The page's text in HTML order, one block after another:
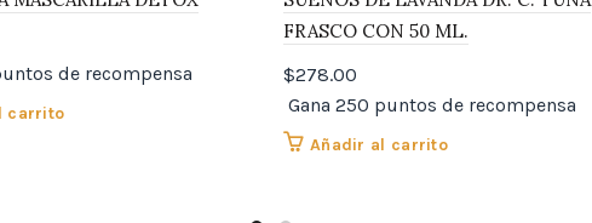
de recompensa
carrito
FRASCO CON 50 ML.
$278.00
Gana 250 puntos de recompensa
Añadir al carrito